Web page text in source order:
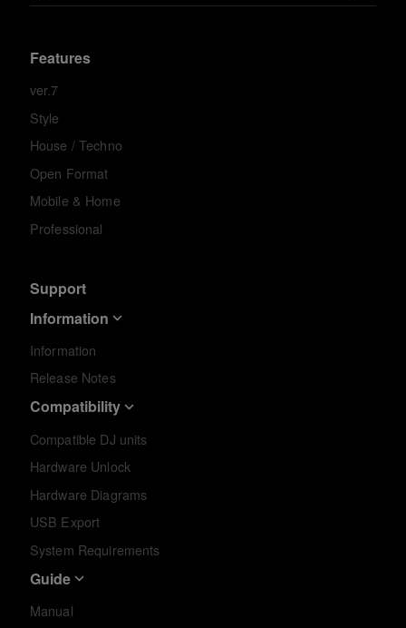
Features
ver.7
Style
House / Techno
Open Format
Mobile & Home
Professional
Support
Information
Information
Release Notes
Compatibility
Compatible DJ units
Hardware Unlock
Hardware Diagrams
USB Export
System Requirements
Guide
Manual